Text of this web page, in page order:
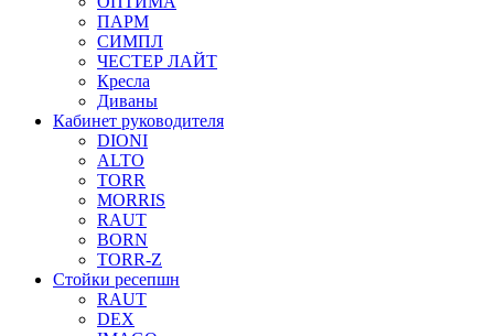
ПАРМ
СИМПЛ
ЧЕСТЕР ЛАЙТ
Кресла
Диваны
Кабинет руководителя
DIONI
ALTO
TORR
MORRIS
RAUT
BORN
TORR-Z
Стойки ресепшн
RAUT
DEX